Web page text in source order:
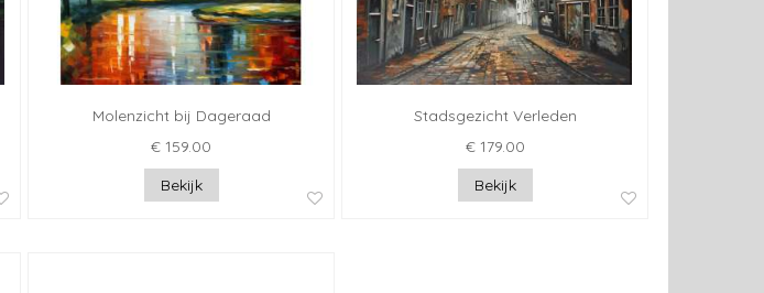
Molenzicht bij Dageraad
€ 159.00
Bekijk
Stadsgezicht Verleden
€ 179.00
Bekijk